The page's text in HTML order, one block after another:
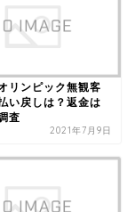
リンピック無観客
い戻しは？返金は
査
2021年7月9日